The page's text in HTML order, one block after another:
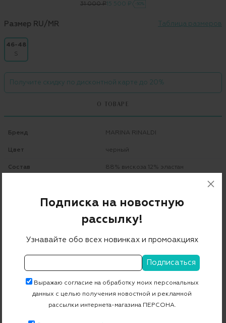
31 000 ₽ 15 500 ₽ -50%
Размер RU/MR Таблица размеров
46-48
S
Получите скидку по дисконтной карте до 20%
О ТОВАРЕ
Бренд MARINA RINALDI
Цвет черный
Состав 88% вискоза 12% эластан
Страна производства Тунис
2418781053
Бесплатная примерка в пункте выдачи
Примерка при доставке торговым представителем
Подписка на новостную
рассылку!
Узнавайте обо всех новинках и промоакциях
Выражаю согласие на обработку моих персональных
данных с целью получения новостной и рекламной
рассылки интернета-магазина ПЕРСОНА.